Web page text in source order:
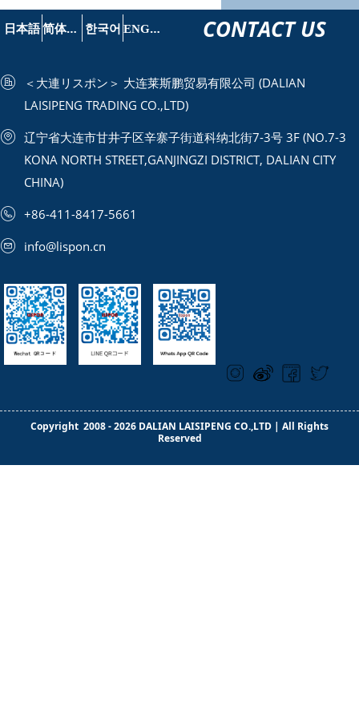
CONTACT US
＜大連リスポン＞ 大连莱斯鹏贸易有限公司 (DALIAN
LAISIPENG TRADING CO.,LTD)
辽宁省大连市甘井子区辛寨子街道科纳北街7-3号 3F (NO.7-3
KONA NORTH STREET,GANJINGZI DISTRICT, DALIAN CITY
CHINA)
+86-411-8417-5661
info@lispon.cn
Copyright 2008 - 2026 DALIAN LAISIPENG CO.,LTD | All Rights
Reserved
日本語 简
体中文 한국어 E
NGLISH